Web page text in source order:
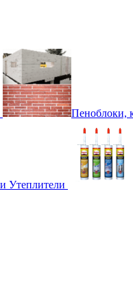
Пеноблоки,
Утеплители